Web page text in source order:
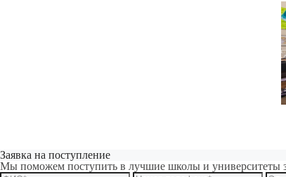
Заявка на поступление
Мы поможем поступить в лучшие школы и университеты